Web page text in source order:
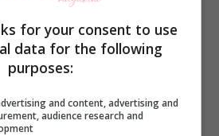
affettuosi, o forse
I dettagli
molto sui nostri
for your consent to use
data for the following
purposes:
and content, advertising and
audience research and